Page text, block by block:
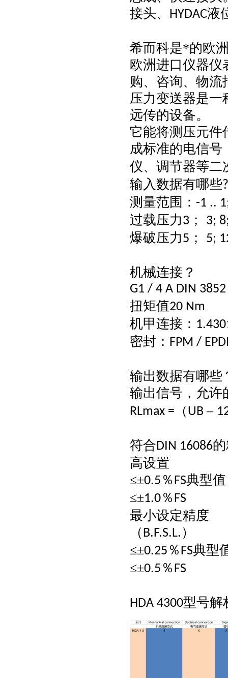
接头、
HYDAC液
希而科是*的欧
欧洲进口仪器仪
购、咨询、物流
压力变送器是一
远传的设备。
它能将测压元件
成标准的电信号
仪、调节器等二
输入数据有哪些?
测量范围： -1 ..
过载压力 3 ； 3;
爆破压力 5 ； 5;
机械连接？
G1 / 4 A DIN 3852
扭矩值20 Nm
机甲连接：
密封： FPM /
输出数据有哪些
输出信号，允许
RLmax = （ UB–
符合DIN 16086
高设置
≤±0.5 ％ FS典型值
≤±1.0 ％ FS
最小设定精度
（ B.F.S.L. ）
≤±0.25 ％ FS典型
≤±0.5 ％ FS
HDA 4300型号解